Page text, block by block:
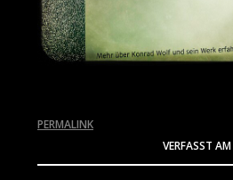
VERFASST AM
PERMALINK